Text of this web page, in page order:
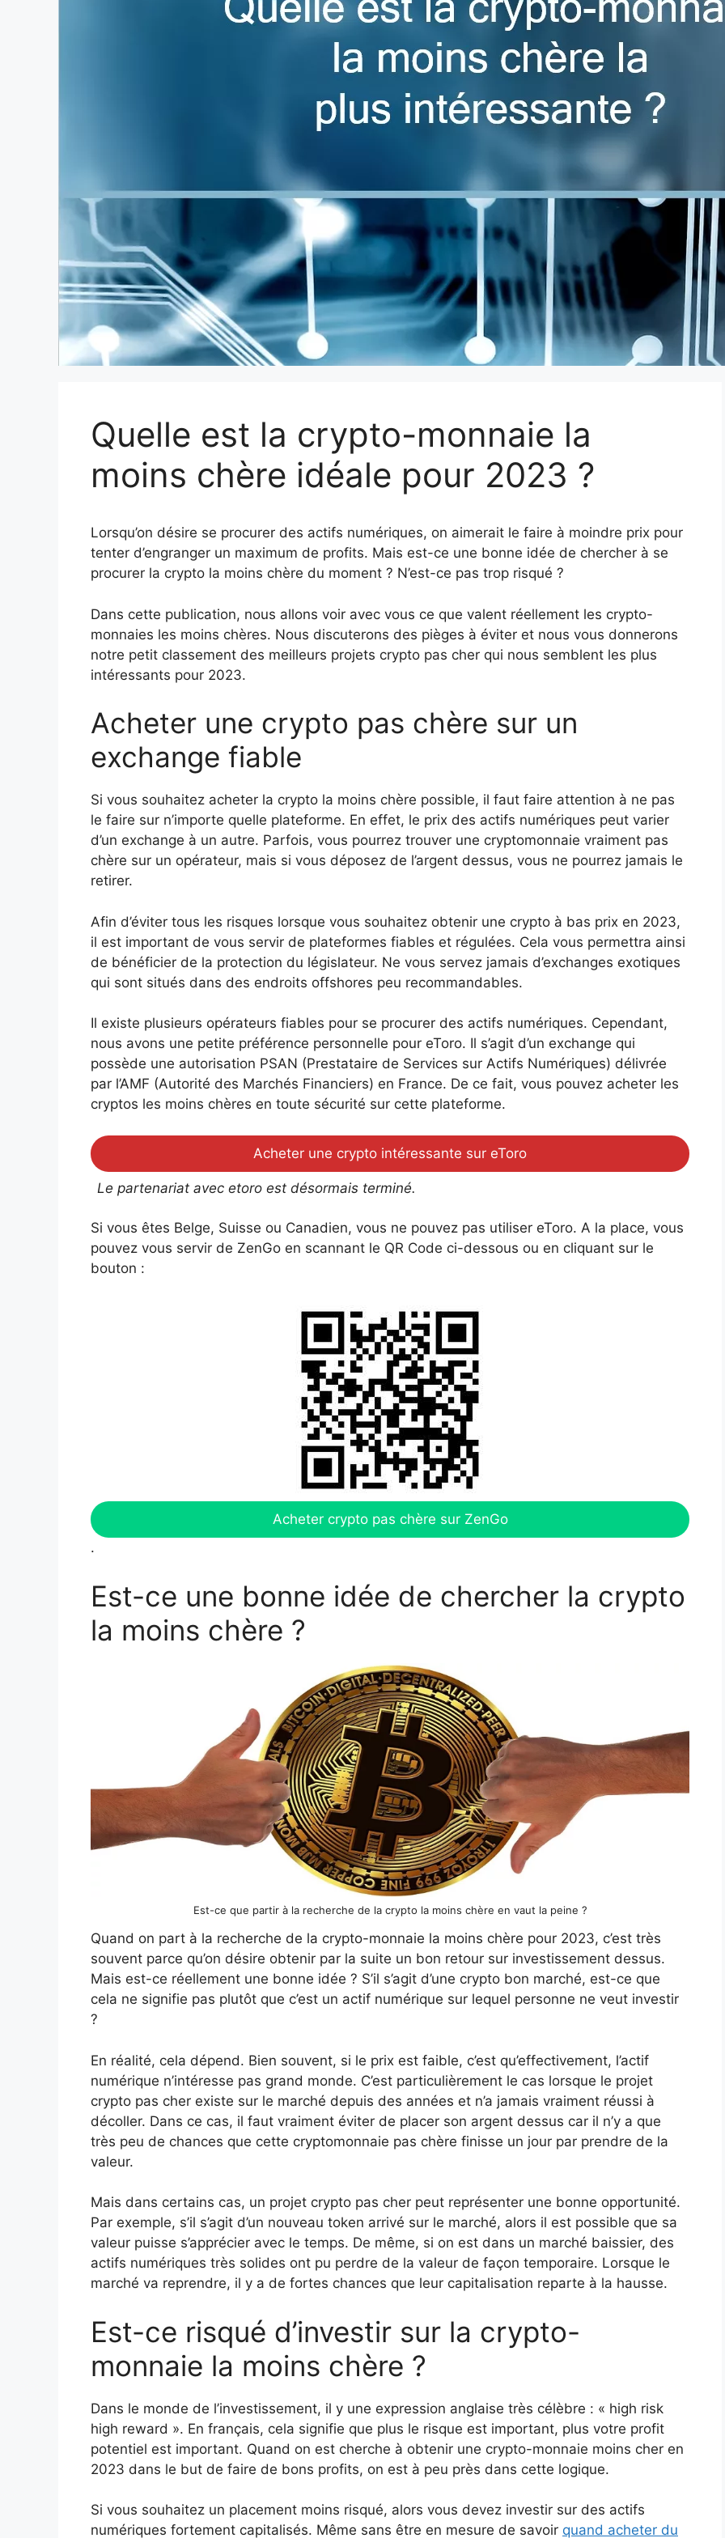
Quelle est la crypto-monnaie la
moins chère idéale pour 2023 ?
Lorsqu’on désire se procurer des actifs numériques, on aimerait le faire à moindre prix pour
tenter d’engranger un maximum de profits. Mais est-ce une bonne idée de chercher à se
procurer la crypto la moins chère du moment ? N’est-ce pas trop risqué ?
Dans cette publication, nous allons voir avec vous ce que valent réellement les crypto-
monnaies les moins chères. Nous discuterons des pièges à éviter et nous vous donnerons
notre petit classement des meilleurs projets crypto pas cher qui nous semblent les plus
intéressants pour 2023.
Acheter une crypto pas chère sur un
exchange fiable
Si vous souhaitez acheter la crypto la moins chère possible, il faut faire attention à ne pas
le faire sur n’importe quelle plateforme. En effet, le prix des actifs numériques peut varier
d’un exchange à un autre. Parfois, vous pourrez trouver une cryptomonnaie vraiment pas
chère sur un opérateur, mais si vous déposez de l’argent dessus, vous ne pourrez jamais le
retirer.
Afin d’éviter tous les risques lorsque vous souhaitez obtenir une crypto à bas prix en 2023,
il est important de vous servir de plateformes fiables et régulées. Cela vous permettra ainsi
de bénéficier de la protection du législateur. Ne vous servez jamais d’exchanges exotiques
qui sont situés dans des endroits offshores peu recommandables.
Il existe plusieurs opérateurs fiables pour se procurer des actifs numériques. Cependant,
nous avons une petite préférence personnelle pour eToro. Il s’agit d’un exchange qui
possède une autorisation PSAN (Prestataire de Services sur Actifs Numériques) délivrée
par l’AMF (Autorité des Marchés Financiers) en France. De ce fait, vous pouvez acheter les
cryptos les moins chères en toute sécurité sur cette plateforme.
Acheter une crypto intéressante sur eToro
Le partenariat avec etoro est désormais terminé.
Si vous êtes Belge, Suisse ou Canadien, vous ne pouvez pas utiliser eToro. A la place, vous
pouvez vous servir de ZenGo en scannant le QR Code ci-dessous ou en cliquant sur le
bouton :
Acheter crypto pas chère sur ZenGo
.
Est-ce une bonne idée de chercher la crypto
la moins chère ?
Est-ce que partir à la recherche de la crypto la moins chère en vaut la peine ?
Quand on part à la recherche de la crypto-monnaie la moins chère pour 2023, c’est très
souvent parce qu’on désire obtenir par la suite un bon retour sur investissement dessus.
Mais est-ce réellement une bonne idée ? S’il s’agit d’une crypto bon marché, est-ce que
cela ne signifie pas plutôt que c’est un actif numérique sur lequel personne ne veut investir
?
En réalité, cela dépend. Bien souvent, si le prix est faible, c’est qu’effectivement, l’actif
numérique n’intéresse pas grand monde. C’est particulièrement le cas lorsque le projet
crypto pas cher existe sur le marché depuis des années et n’a jamais vraiment réussi à
décoller. Dans ce cas, il faut vraiment éviter de placer son argent dessus car il n’y a que
très peu de chances que cette cryptomonnaie pas chère finisse un jour par prendre de la
valeur.
Mais dans certains cas, un projet crypto pas cher peut représenter une bonne opportunité.
Par exemple, s’il s’agit d’un nouveau token arrivé sur le marché, alors il est possible que sa
valeur puisse s’apprécier avec le temps. De même, si on est dans un marché baissier, des
actifs numériques très solides ont pu perdre de la valeur de façon temporaire. Lorsque le
marché va reprendre, il y a de fortes chances que leur capitalisation reparte à la hausse.
Est-ce risqué d’investir sur la crypto-
monnaie la moins chère ?
Dans le monde de l’investissement, il y une expression anglaise très célèbre : « high risk
high reward ». En français, cela signifie que plus le risque est important, plus votre profit
potentiel est important. Quand on est cherche à obtenir une crypto-monnaie moins cher en
2023 dans le but de faire de bons profits, on est à peu près dans cette logique.
Si vous souhaitez un placement moins risqué, alors vous devez investir sur des actifs
numériques fortement capitalisés. Même sans être en mesure de savoir quand acheter du